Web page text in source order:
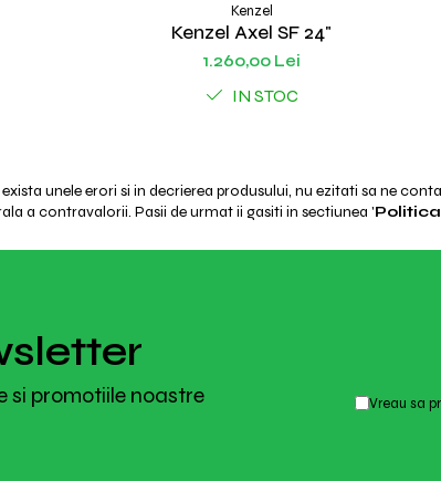
Kenzel
Kenzel Axel SF 24"
1.260,00 Lei
IN STOC
unele erori si in decrierea produsului, nu ezitati sa ne
a contravalorii. Pasii de urmat ii gasiti in sectiunea '
si promotiile noastre Vreau sa